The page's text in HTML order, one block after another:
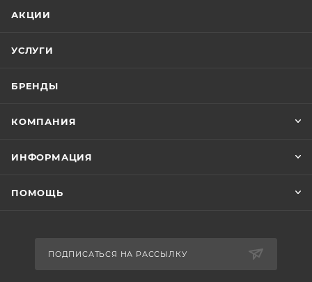
АКЦИИ
УСЛУГИ
БРЕНДЫ
КОМПАНИЯ
ИНФОРМАЦИЯ
ПОМОЩЬ
ПОДПИСАТЬСЯ НА РАССЫЛКУ